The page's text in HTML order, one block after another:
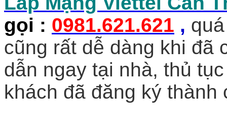
gọi : 0981.621.621 ,
cũng rất dễ dàng khi đã
dẫn ngay tại nhà, thủ
khách đã đăng ký thành